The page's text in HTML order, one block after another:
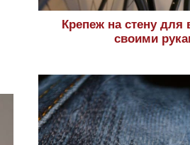
Крепеж на стену для
своими